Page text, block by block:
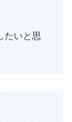
たいと思